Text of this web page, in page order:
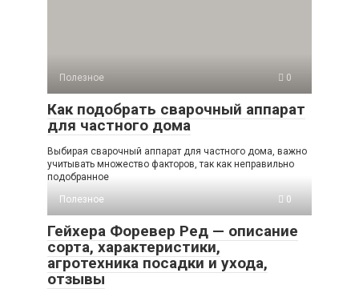
Полезное 0
Как подобрать сварочный аппарат
для частного дома
Выбирая сварочный аппарат для частного дома, важно
учитывать множество факторов, так как неправильно
подобранное
Полезное
0
Гейхера Форевер Ред — описание
сорта, характеристики,
агротехника посадки и ухода,
отзывы